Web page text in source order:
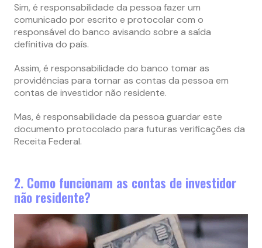
Sim, é responsabilidade da pessoa fazer um
comunicado por escrito e protocolar com o
responsável do banco avisando sobre a saída
definitiva do país.
Assim, é responsabilidade do banco tomar as
providências para tornar as contas da pessoa em
contas de investidor não residente.
Mas, é responsabilidade da pessoa guardar este
documento protocolado para futuras verificações da
Receita Federal.
2. Como funcionam as contas de investidor
não residente?